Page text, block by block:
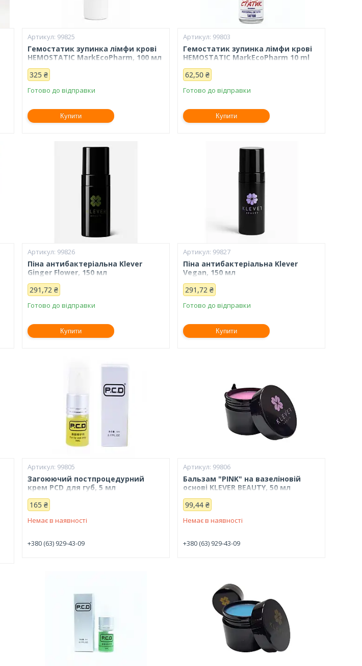
99825
Гемостатик зупинка лімфи крові
HEMOSTATIC MarkEcoPharm, 100 мл
325 ₴
Готово до відправки
Купити
99803
Гемостатик зупинка лімфи крові
HEMOSTATIC MarkEcoPharm 10 ml
62,50 ₴
Готово до відправки
Купити
99826
Піна антибактеріальна Klever
Ginger Flower, 150 мл
291,72 ₴
Готово до відправки
Купити
99827
Піна антибактеріальна Klever
Vegan, 150 мл
291,72 ₴
Готово до відправки
Купити
99805
Загоюючий постпроцедурний
крем PCD для губ, 5 мл
165 ₴
Немає в наявності
+380 (63) 929-43-09
99806
Бальзам "PINK" на вазеліновій
основі KLEVER BEAUTY, 50 мл
99,44 ₴
Немає в наявності
+380 (63) 929-43-09